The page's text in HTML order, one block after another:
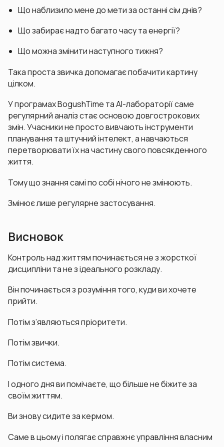
Що наблизило мене до мети за останні сім днів?
Що забирає надто багато часу та енергії?
Що можна змінити наступного тижня?
Така проста звичка допомагає побачити картину
цілком.
У програмах BogushTime та AI-лабораторії саме
регулярний аналіз стає основою довгострокових
змін. Учасники не просто вивчають інструменти
планування та штучний інтелект, а навчаються
перетворювати їх на частину свого повсякденного
життя.
Тому що знання самі по собі нічого не змінюють.
Змінює лише регулярне застосування.
Висновок
Контроль над життям починається не з жорсткої
дисципліни та не з ідеального розкладу.
Він починається з розуміння того, куди ви хочете
прийти.
Потім з’являються пріоритети.
Потім звички.
Потім система.
І одного дня ви помічаєте, що більше не біжите за
своїм життям.
Ви знову сидите за кермом.
Саме в цьому і полягає справжнє управління власним